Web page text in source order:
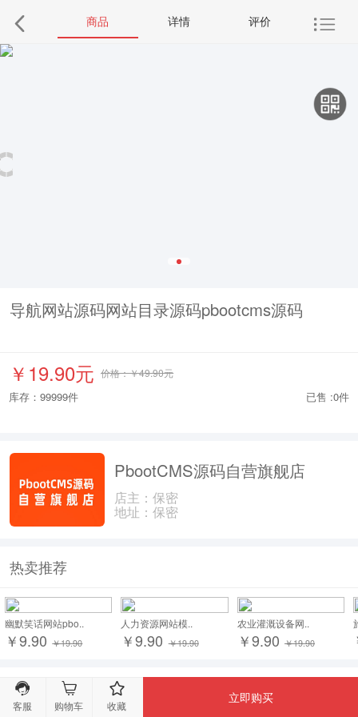
商品 详情 评价
导航网站源码网站目录源码pbootcms源码
￥19.90元 价格：￥49.90元
库存：99999件 已售 :0件
PbootCMS源码自营旗舰店
店主：保密
地址：保密
热卖推荐
幽默笑话网站pbo..
￥9.90 ￥19.90
人力资源网站模..
￥9.90 ￥19.90
农业灌溉设备网..
￥9.90 ￥19.90
商品信息
客服 购物车 收藏
立即购买